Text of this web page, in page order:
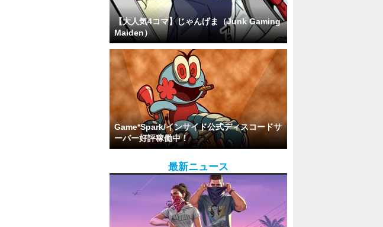
【大人気4コマ】じゃんげま（Junk Gaming
Maiden）
Game*Spark/インサイド公式ディスコードサ
ーバー好評稼働中！
最新ニュース